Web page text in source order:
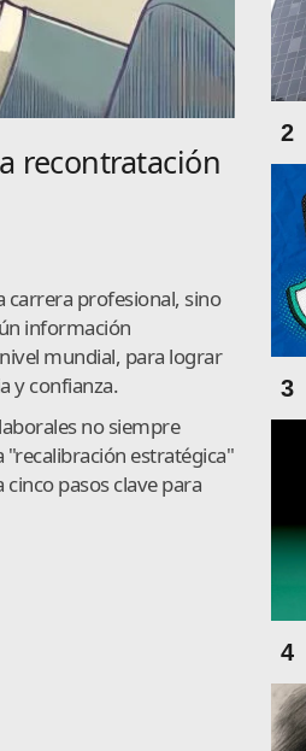
recontratación
carrera profesional, sino
información
mundial, para lograr
y confianza.
no siempre
"recalibración estratégica"
pasos clave para
2
3
4